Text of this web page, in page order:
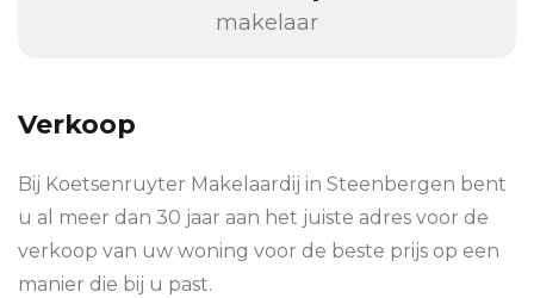
makelaar
Verkoop
Bij Koetsenruyter Makelaardij in Steenbergen bent
u al meer dan 30 jaar aan het juiste adres voor de
verkoop van uw woning voor de beste prijs op een
manier die bij u past.